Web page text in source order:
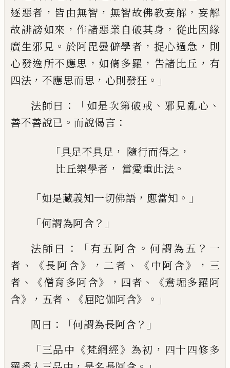
逐惡者 ， 皆由無智 ， 無智故佛教妄解 ，妄解
故誹謗如來 ， 作諸惡業自破其身 ， 從此因緣
廣生邪見 。 於阿毘曇僻學者 ， 捉心過急 ， 則
心發逸所不應思 ， 如脩多羅 ， 告諸比丘 ， 有
四法 ， 不應思而思 ， 心則發狂 。」
法師曰 ：「如是次第破戒 、 邪見亂心 、
善不善說已 。 而說偈言 ：
「具足不具足 ， 隨行而得之 ，
比丘樂學者 ， 當愛重此法 。
「如是藏義知一切佛語 ， 應當知 。」
「何謂為阿含？」
法師曰 ：「有五阿含 。 何謂為五 ？ 一
者 、《長阿含》， 二者 、《 中阿含》， 三
者 、《僧育多阿含》， 四者 、《鴦堀多羅阿
含》， 五者 、《屈陀伽阿含》。」
問曰 ：「何謂為長阿含？」
「三品中 《梵網經》 為初 ， 四十四修多